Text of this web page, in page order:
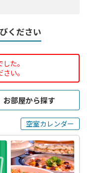
ください
た。
い。
お部屋から探す
空室カレンダー